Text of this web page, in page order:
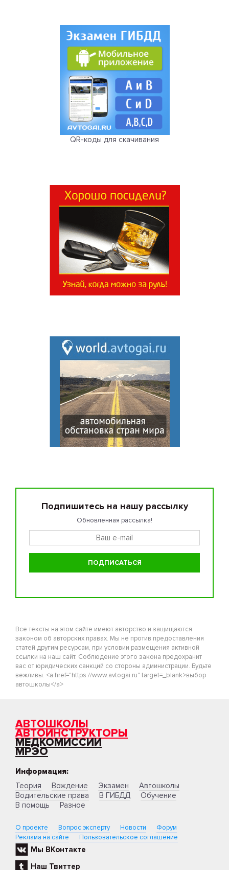
QR-коды для скачивания
Подпишитесь на нашу рассылку
Обновленная рассылка!
Все тексты на этом сайте имеют авторство и защищаются
законом об авторских правах. Мы не против предоставления
статей другим ресурсам, при условии размещения активной
ссылки на наш сайт. Соблюдение этого закона предохранит
вас от юридических санкций со стороны администрации. Будьте
вежливы. <a href="https://www.avtogai.ru" target=_blank>выбор
автошколы</a>
АВТОШКОЛЫ
АВТОИНСТРУКТОРЫ
МЕДКОМИССИИ
МРЭО
Информация:
Теория
Вождение Экзамен
Автошколы
Водительские права
В ГИБДД
Обучение
В помощь
Разное
О проекте Вопрос эксперту Новости
Форум
Реклама на сайте
Пользовательское соглашение
Мы ВКонтакте
Наш Твиттер